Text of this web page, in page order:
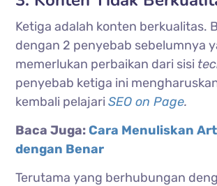
Ketiga adalah konten berkualitas.
dengan 2 penyebab sebelumnya
memerlukan perbaikan dari sisi
penyebab ketiga ini
kembali pelajariSEO on Page.
Baca Juga: Cara Menuliskan
dengan Benar
Terutama yang berhubungan